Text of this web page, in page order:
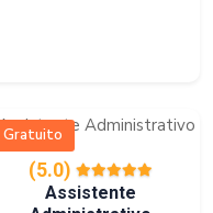
Gratuito
(5.0)
Assistente